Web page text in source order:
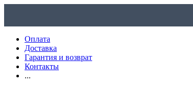
Оплата
Доставка
Гарантия и возврат
Контакты
...